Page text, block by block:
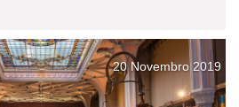
20 Novembro 2019